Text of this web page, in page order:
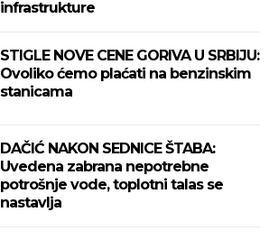
infrastrukture
STIGLE NOVE CENE GORIVA U SRBIJU:
Ovoliko ćemo plaćati na benzinskim
stanicama
DAČIĆ NAKON SEDNICE ŠTABA:
Uvedena zabrana nepotrebne
potrošnje vode, toplotni talas se
nastavlja